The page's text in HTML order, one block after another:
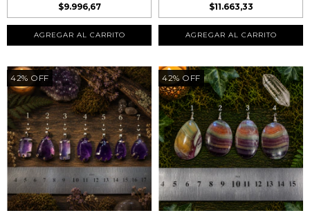
$9.996,67
$11.663,33
AGREGAR AL CARRITO
42% OFF 42% OFF